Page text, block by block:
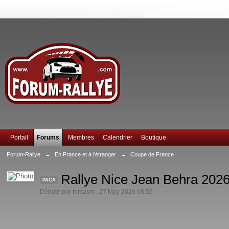
Portail Forums Membres Calendrier Boutique
Forum-Rallye → En France et à l'étranger → Coupe de France
PACA Rallye Nice Jean Behra
Débuté partomasm , 27 May 2026 08:56